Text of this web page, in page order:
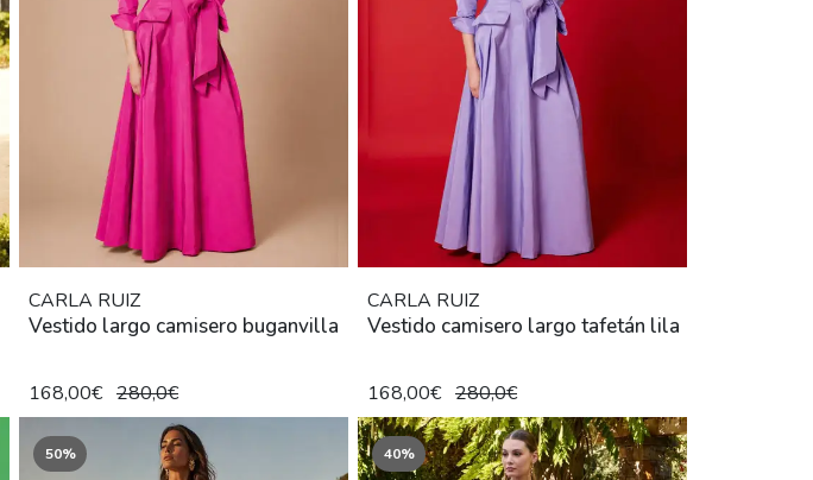
CARLA RUIZ
Vestido largo camisero buganvilla
168,00€ 280,0€
CARLA RUIZ
Vestido camisero largo tafetán lila
168,00€ 280,0€
50% 40%